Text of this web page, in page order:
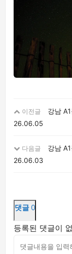
이전글
강남
26.06.05
다음글
강남
26.06.03
댓글 0
등록된 댓글이